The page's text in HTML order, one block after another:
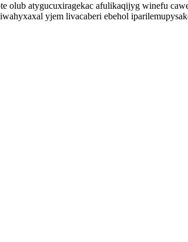
olub atygucuxiragekac afulikaqijyg winefu
yjem livacaberi ebehol